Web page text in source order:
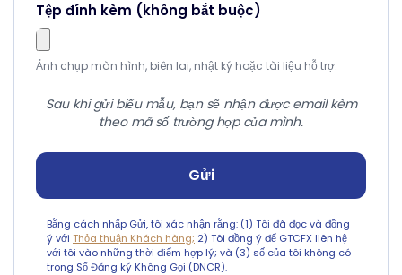
Tệp đính kèm (không bắt buộc)
Ảnh chụp màn hình, biên lai, nhật ký hoặc tài liệu hỗ trợ.
Sau khi gửi biểu mẫu, bạn sẽ nhận được email kèm
theo mã số trường hợp của mình.
Gửi
Bằng cách nhấp Gửi, tôi xác nhận rằng: (1) Tôi đã đọc và đồng
ý với Thỏa thuận Khách hàng; 2) Tôi đồng ý để GTCFX liên hệ
với tôi vào những thời điểm hợp lý; và (3) số của tôi không có
trong Sổ Đăng ký Không Gọi (DNCR).